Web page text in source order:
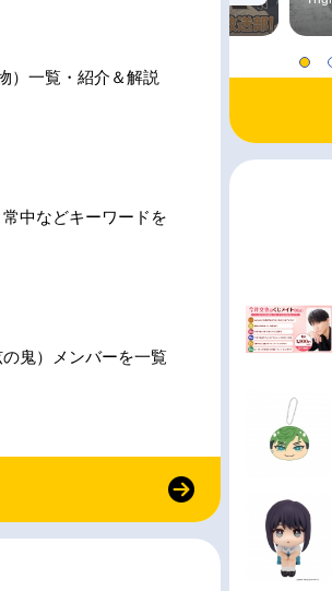
）一覧・紹介＆解説
中などキーワードを
鬼）メンバーを一覧